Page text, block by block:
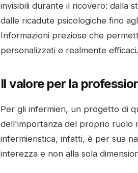
invisibili durante il ricovero: dalla
dalle ricadute psicologiche fino
Informazioni preziose che
personalizzati e realmente efficaci.
Il valore per la
Per gli infermieri, un progetto di
dell'importanza del proprio ruolo
infermieristica, infatti, è per sua
interezza e non alla sola